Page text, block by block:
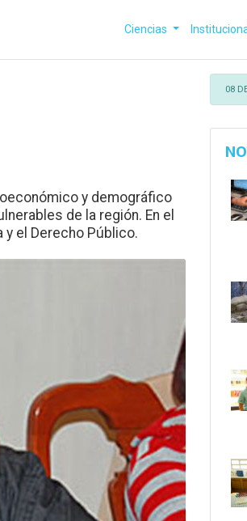
Ciencias
y demográfico
de la región. En el
el Derecho Público.
08